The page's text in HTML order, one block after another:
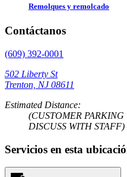
Remolques y remolcado
Contáctanos
(609) 392-0001
502 Liberty St
Trenton, NJ 08611
Estimated Distance:
(CUSTOMER
DISCUSS WITH STAFF)
Servicios en esta